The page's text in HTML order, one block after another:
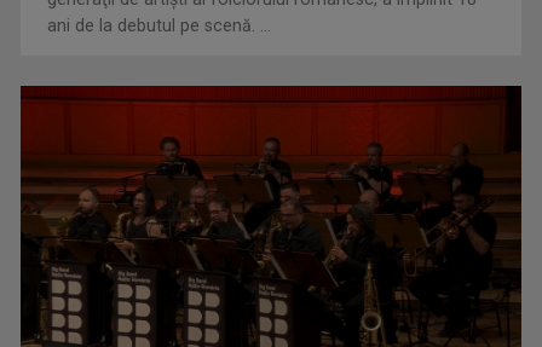
Horaţiu Mălăele ...
ani de la debutul pe scenă. ...